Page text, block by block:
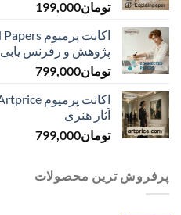
تومان199,000
پژوهش و رفرنس یابی
تومان799,000
آثار هنری
تومان799,000
پرفروش ترین محصولات